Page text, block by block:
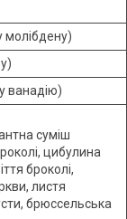
молібдену)
ванадію)
суміш
цибулина
броколі,
листя
брюссельська